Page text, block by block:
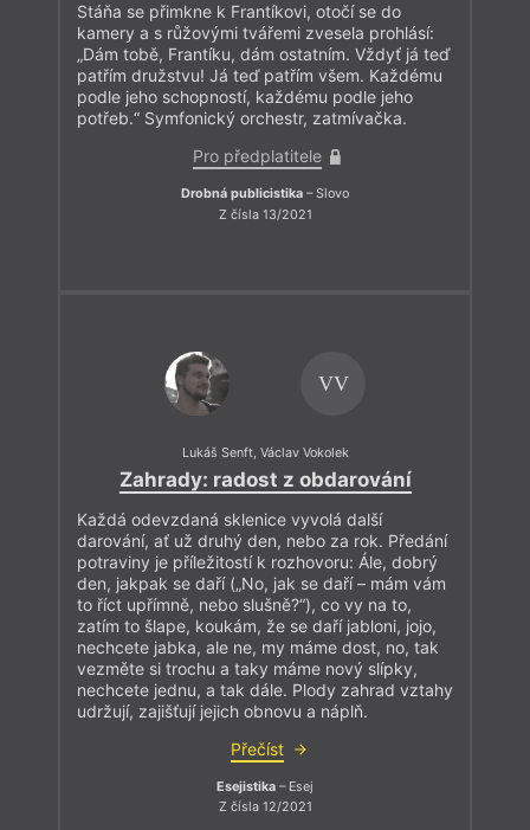
Stáňa se přimkne k Frantíkovi, otočí se do
kamery a s růžovými tvářemi zvesela prohlásí:
„Dám tobě, Frantíku, dám ostatním. Vždyť já teď
patřím družstvu! Já teď patřím všem. Každému
podle jeho schopností, každému podle jeho
potřeb.“ Symfonický orchestr, zatmívačka.
Pro předplatitele
Drobná publicistika – Slovo
Z čísla 13/2021
VV
Lukáš Senft, Václav Vokolek
Zahrady: radost z obdarování
Každá odevzdaná sklenice vyvolá další
darování, ať už druhý den, nebo za rok. Předání
potraviny je příležitostí k rozhovoru: Ále, dobrý
den, jakpak se daří („No, jak se daří – mám vám
to říct upřímně, nebo slušně?“), co vy na to,
zatím to šlape, koukám, že se daří jabloni, jojo,
nechcete jabka, ale ne, my máme dost, no, tak
vezměte si trochu a taky máme nový slípky,
nechcete jednu, a tak dále. Plody zahrad vztahy
udržují, zajišťují jejich obnovu a náplň.
Přečíst
Esejistika – Esej
Z čísla 12/2021